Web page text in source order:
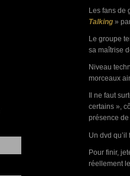
Les fans de
Talking»
Le groupe
sa maîtrise
Niveau
morceaux
Il ne faut
certains »,
présence de
Un dvd
Pour finir,
réellement